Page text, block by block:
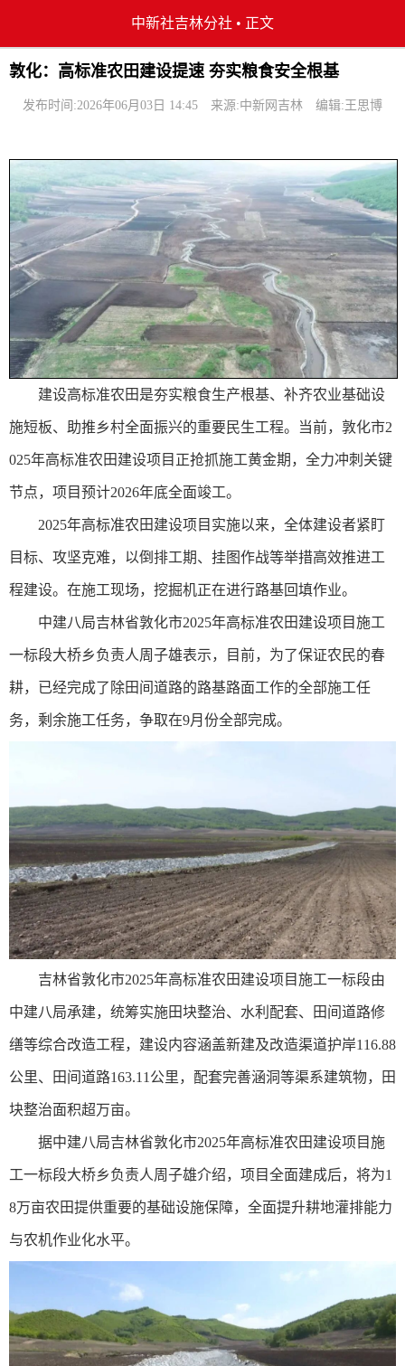
中新社吉林分社 • 正文
敦化：高标准农田建设提速 夯实粮食安全根基
发布时间:2026年06月03日 14:45 来源:中新网吉林 编辑:王思博
建设高标准农田是夯实粮食生产根基、补齐农业基础设
施短板、助推乡村全面振兴的重要民生工程。当前，敦化市2
025年高标准农田建设项目正抢抓施工黄金期，全力冲刺关键
节点，项目预计2026年底全面竣工。
2025年高标准农田建设项目实施以来，全体建设者紧盯
目标、攻坚克难，以倒排工期、挂图作战等举措高效推进工
程建设。在施工现场，挖掘机正在进行路基回填作业。
中建八局吉林省敦化市2025年高标准农田建设项目施工
一标段大桥乡负责人周子雄表示，目前，为了保证农民的春
耕，已经完成了除田间道路的路基路面工作的全部施工任
务，剩余施工任务，争取在9月份全部完成。
吉林省敦化市2025年高标准农田建设项目施工一标段由
中建八局承建，统筹实施田块整治、水利配套、田间道路修
缮等综合改造工程，建设内容涵盖新建及改造渠道护岸116.88
公里、田间道路163.11公里，配套完善涵洞等渠系建筑物，田
块整治面积超万亩。
据中建八局吉林省敦化市2025年高标准农田建设项目施
工一标段大桥乡负责人周子雄介绍，项目全面建成后，将为1
8万亩农田提供重要的基础设施保障，全面提升耕地灌排能力
与农机作业化水平。